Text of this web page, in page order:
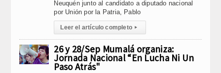
Neuquén junto al candidato a diputado nacional
por Unión por la Patria, Pablo
Leer el artículo completo ▸
26 y 28/Sep Mumalá organiza:
Jornada Nacional “En Lucha Ni Un
Paso Atrás"